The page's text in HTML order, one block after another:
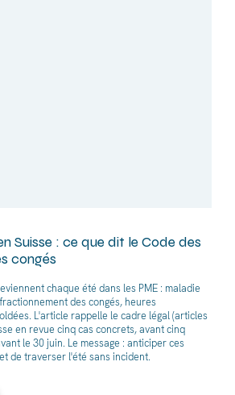
Suisse : ce que dit le Code des
congés
chaque été dans les PME : maladie
des congés, heures
L'article rappelle le cadre légal (articles
en revue cinq cas concrets, avant cinq
le 30 juin. Le message : anticiper ces
de traverser l'été sans incident.